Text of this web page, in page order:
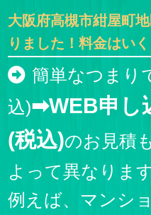
大阪府高槻市紺屋町
りました！料金はい
簡単なつまり
込)➡WEB申し
(税込)のお見積
よって異なります
例えば、マンシ